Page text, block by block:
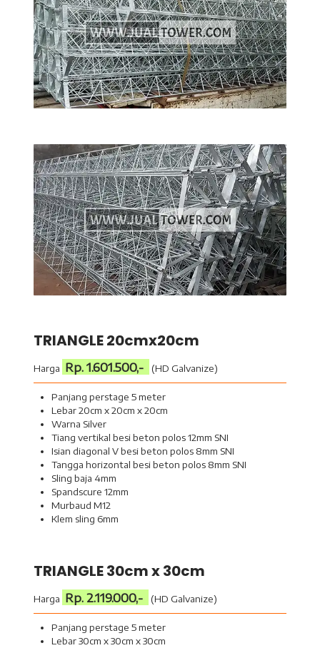
TRIANGLE 20cmx20cm
Harga Rp. 1.601.500,- (HD Galvanize)
Panjang perstage 5 meter
Lebar 20cm x 20cm x 20cm
Warna Silver
Tiang vertikal besi beton polos 12mm SNI
Isian diagonal V besi beton polos 8mm SNI
Tangga horizontal besi beton polos 8mm SNI
Sling baja 4mm
Spandscure 12mm
Murbaud M12
Klem sling 6mm
TRIANGLE 30cm x 30cm
Harga Rp. 2.119.000,- (HD Galvanize)
Panjang perstage 5 meter
Lebar 30cm x 30cm x 30cm